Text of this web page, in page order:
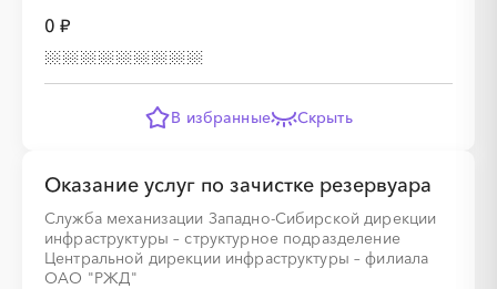
0 ₽
В избранные Скрыть
Оказание услуг по зачистке резервуара
Служба механизации Западно-Сибирской дирекции
инфраструктуры – структурное подразделение
Центральной дирекции инфраструктуры – филиала
ОАО "РЖД"